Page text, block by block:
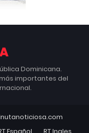
Dominicana.
importantes del